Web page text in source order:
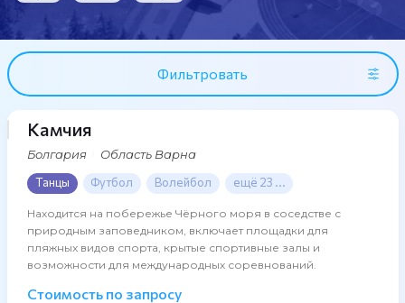
Камчия
Болгария
Область Варна
Танцы
Футбол Волейбол ещё 23 ...
Находится на побережье Чёрного моря в соседстве с
природным заповедником, включает площадки для
пляжных видов спорта, крытые спортивные залы и
возможности для международных соревнований.
Стоимость по запросу
39 фото
Фильтровать